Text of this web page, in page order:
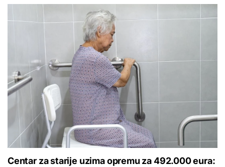
Centar za starije uzima opremu za 492.000 eura: